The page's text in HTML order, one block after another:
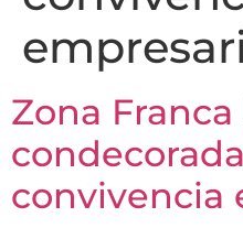
Zona
convivencia